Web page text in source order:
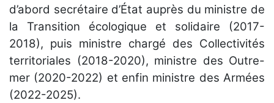
d’abord secrétaire d’État auprès du ministre de
la Transition écologique et solidaire (2017-
2018), puis ministre chargé des Collectivités
territoriales (2018-2020), ministre des Outre-
mer (2020-2022) et enfin ministre des Armées
(2022-2025).